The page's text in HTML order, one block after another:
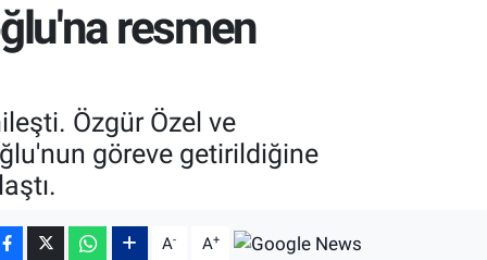
resmen
Özgür Özel ve
göreve getirildiğine
A- A+